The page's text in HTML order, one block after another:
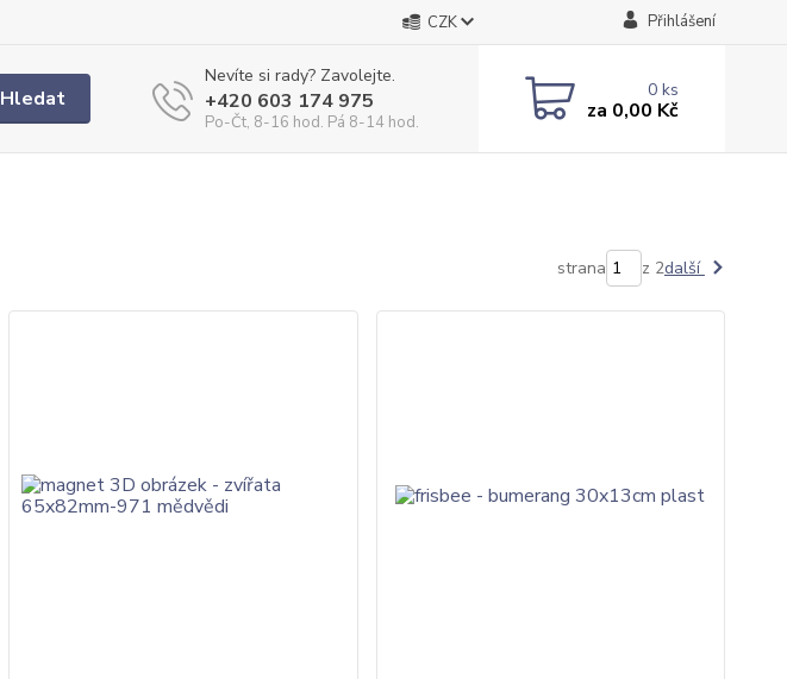
CZK Přihlášení
Hledat
Nevíte si rady? Zavolejte.
+420 603 174 975
Po-Čt, 8-16 hod. Pá 8-14 hod.
0ks
za 0,00 Kč
strana z 2další